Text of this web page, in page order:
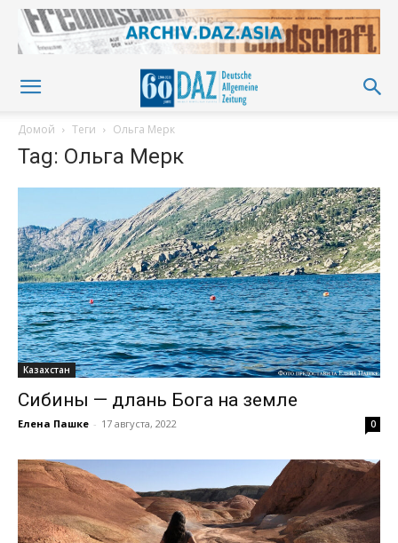
Домой Теги Ольга Мерк
Tag: Ольга Мерк
Казахстан
Сибины — длань Бога на земле
Елена Пашке - 17 августа, 2022 0